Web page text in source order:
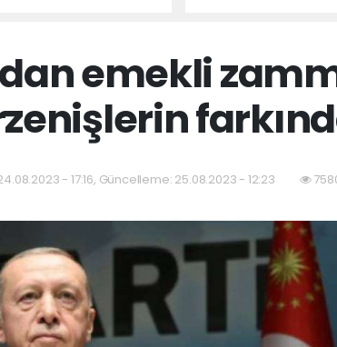
emekli
- 17:16, Güncelleme: 25.08.2023 - 12:23